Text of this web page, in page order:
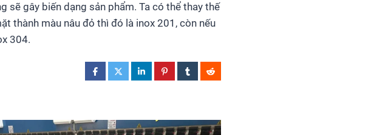
sẽ gây biến dạng sản phẩm. Ta có thể thay thế
thành màu nâu đỏ thì đó là inox 201, còn nếu
304.